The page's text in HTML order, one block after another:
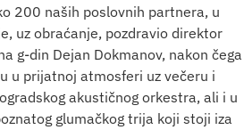
200 naših poslovnih partnera, u
uz obraćanje, pozdravio direktor
g-din Dejan Dokmanov, nakon čega
u prijatnoj atmosferi uz večeru i
akustičnog orkestra, ali i u
glumačkog trija koji stoji iza